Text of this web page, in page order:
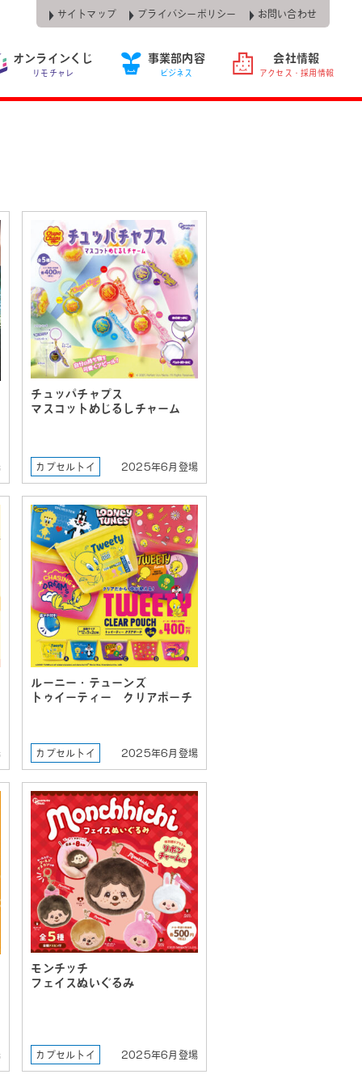
サイトマップ プライバシーポリシー お問い合わせ
オンラインくじ
リモチャレ
事業部内容
ビジネス
会社情報
アクセス・採用情報
チュッパチャプス
マスコットめじるしチャーム
カプセルトイ 2025年6月登場
ルーニー・テューンズ
トゥイーティー クリアポーチ
カプセルトイ 2025年6月登場
モンチッチ
フェイスぬいぐるみ
カプセルトイ 2025年6月登場